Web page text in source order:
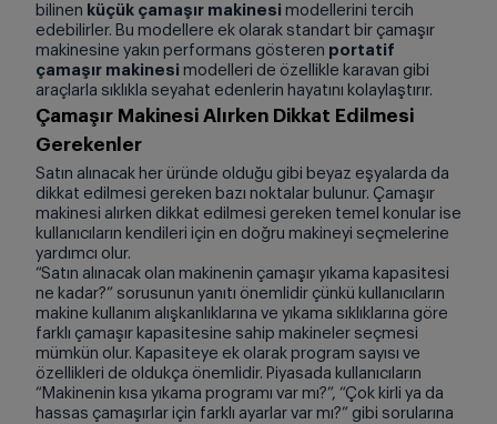
bilinen küçük çamaşır makinesi modellerini tercih
edebilirler. Bu modellere ek olarak standart bir çamaşır
makinesine yakın performans gösteren portatif
çamaşır makinesi modelleri de özellikle karavan gibi
araçlarla sıklıkla seyahat edenlerin hayatını kolaylaştırır.
Çamaşır Makinesi Alırken Dikkat Edilmesi
Gerekenler
Satın alınacak her üründe olduğu gibi beyaz eşyalarda da
dikkat edilmesi gereken bazı noktalar bulunur. Çamaşır
makinesi alırken dikkat edilmesi gereken temel konular ise
kullanıcıların kendileri için en doğru makineyi seçmelerine
yardımcı olur.
“Satın alınacak olan makinenin çamaşır yıkama kapasitesi
ne kadar?” sorusunun yanıtı önemlidir çünkü kullanıcıların
makine kullanım alışkanlıklarına ve yıkama sıklıklarına göre
farklı çamaşır kapasitesine sahip makineler seçmesi
mümkün olur. Kapasiteye ek olarak program sayısı ve
özellikleri de oldukça önemlidir. Piyasada kullanıcıların
“Makinenin kısa yıkama programı var mı?”, “Çok kirli ya da
hassas çamaşırlar için farklı ayarlar var mı?” gibi sorularına